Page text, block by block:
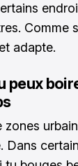
Comme
adapte.
peux
Dans